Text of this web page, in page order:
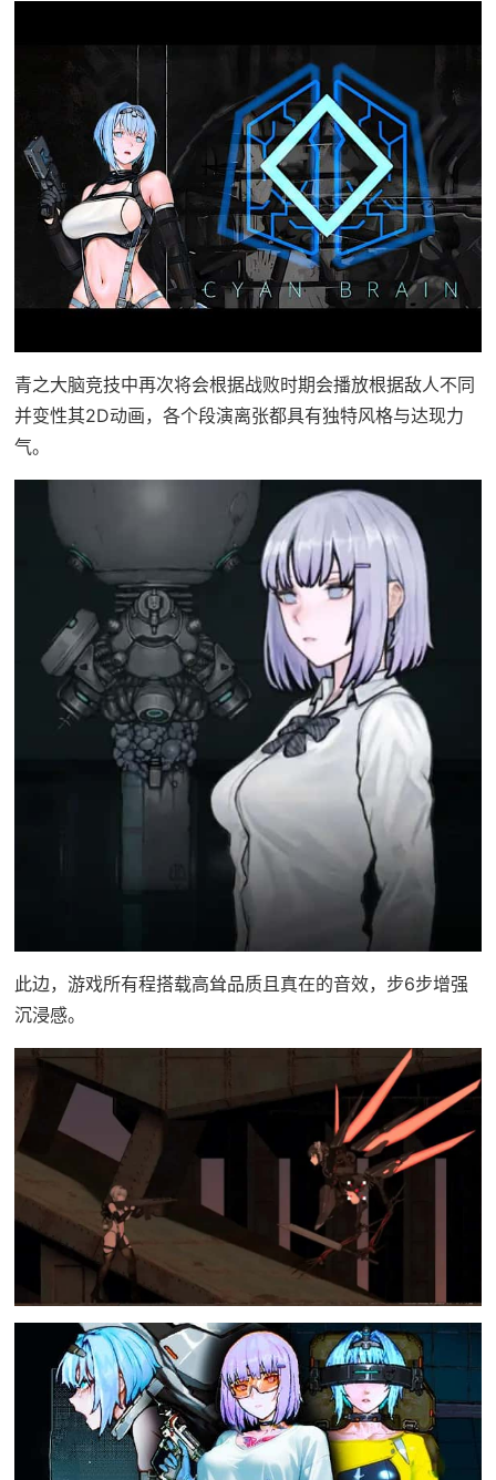
青之大脑竞技中再次将会根据战败时期会播放根据敌人不同
并变性其2D动画，各个段演离张都具有独特风格与达现力
气。
此边，游戏所有程搭载高耸品质且真在的音效，步6步增强
沉浸感。